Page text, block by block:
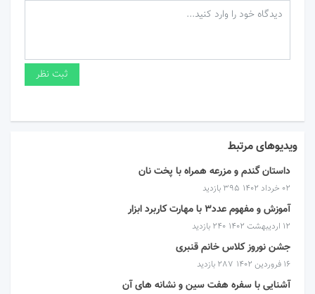
ویدیوهای مرتبط
داستان گندم و مزرعه همراه با پخت نان
۰۲ خرداد ۱۴۰۲ 395 بازدید
آموزش و مفهوم عدد۳ با مهارت کاربرد ابزار
۱۲ اردیبهشت ۱۴۰۲ 240 بازدید
جشن نوروز کلاس خانم قنبری
۱۶ فروردین ۱۴۰۲ 287 بازدید
آشنایی با سفره هفت سین و نشانه های آن